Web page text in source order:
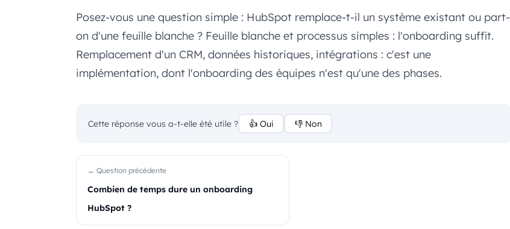
Posez-vous une question simple : HubSpot remplace-t-il un système existant ou part-
on d'une feuille blanche ? Feuille blanche et processus simples : l'onboarding suffit.
Remplacement d'un CRM, données historiques, intégrations : c'est une
implémentation, dont l'onboarding des équipes n'est qu'une des phases.
Cette réponse vous a-t-elle été utile ? 👍 Oui 👎 Non
← Question précédente
Combien de temps dure un onboarding
HubSpot ?